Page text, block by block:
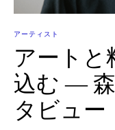
アーティスト
アートと
込む ―
タビュー